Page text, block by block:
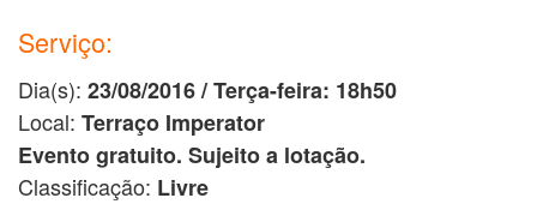
Serviço:
Dia(s): 23/08/2016 /Terça-feira: 18h50
Local: Terraço Imperator
Evento gratuito. Sujeito a lotação.
Classificação: Livre